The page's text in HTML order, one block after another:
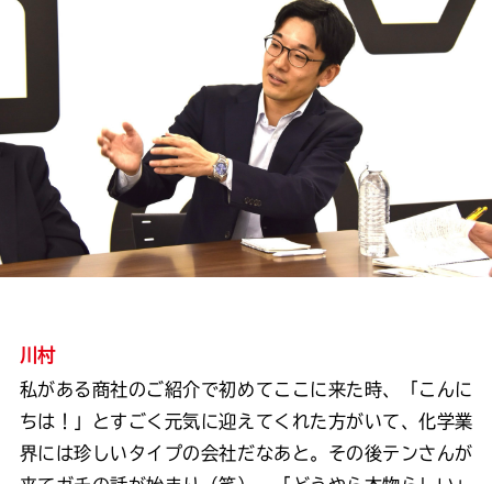
川村
私がある商社のご紹介で初めてここに来た時、「こんに
ちは！」とすごく元気に迎えてくれた方がいて、化学業
界には珍しいタイプの会社だなあと。その後テンさんが